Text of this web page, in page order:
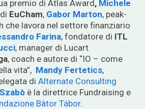
premio di Atlas Award, Michele
EuCham, Gabor Marton, peak-
che lavora nel settore finanziario
Farina, fondatore di ITL
, manager di Lucart
, coach e autore di “IO – come
vita”, Mandy Fertetics,
diAlternate Consulting
è la direttrice Fundraising e
Bàtor Tábor.